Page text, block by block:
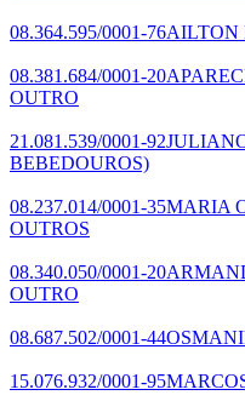
08.364.595/0001-76AILTON
08.381.684/0001-20
OUTRO
21.081.539/0001-92
BEBEDOUROS)
08.237.014/0001-35MARIA
OUTROS
08.340.050/0001-20
OUTRO
08.687.502/0001-44
15.076.932/0001-95